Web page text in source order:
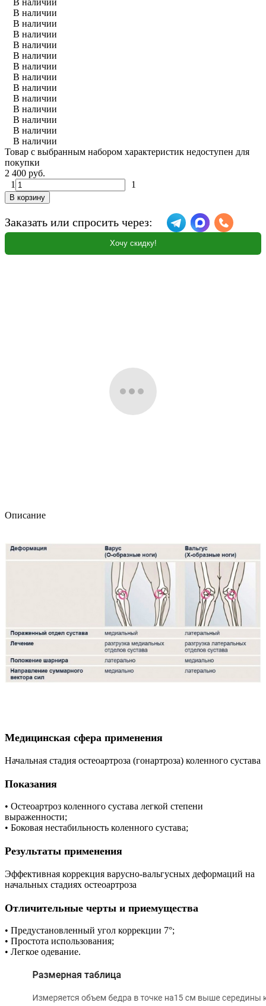
В наличии
В наличии
В наличии
В наличии
В наличии
В наличии
В наличии
В наличии
В наличии
В наличии
В наличии
В наличии
В наличии
Товар с выбранным набором характеристик недоступен для
покупки
2 400 руб.
1
1
В корзину
Заказать или спросить через:
Хочу скидку!
Описание
Медицинская сфера применения
Начальная стадия остеоартроза (гонартроза) коленного сустава
Показания
• Остеоартроз коленного сустава легкой степени
выраженности;
• Боковая нестабильность коленного сустава;
Результаты применения
Эффективная коррекция варусно-вальгусных деформаций на
начальных стадиях остеоартроза
Отличительные черты и приемущества
• Предустановленный угол коррекции 7°;
• Простота использования;
• Легкое одевание.